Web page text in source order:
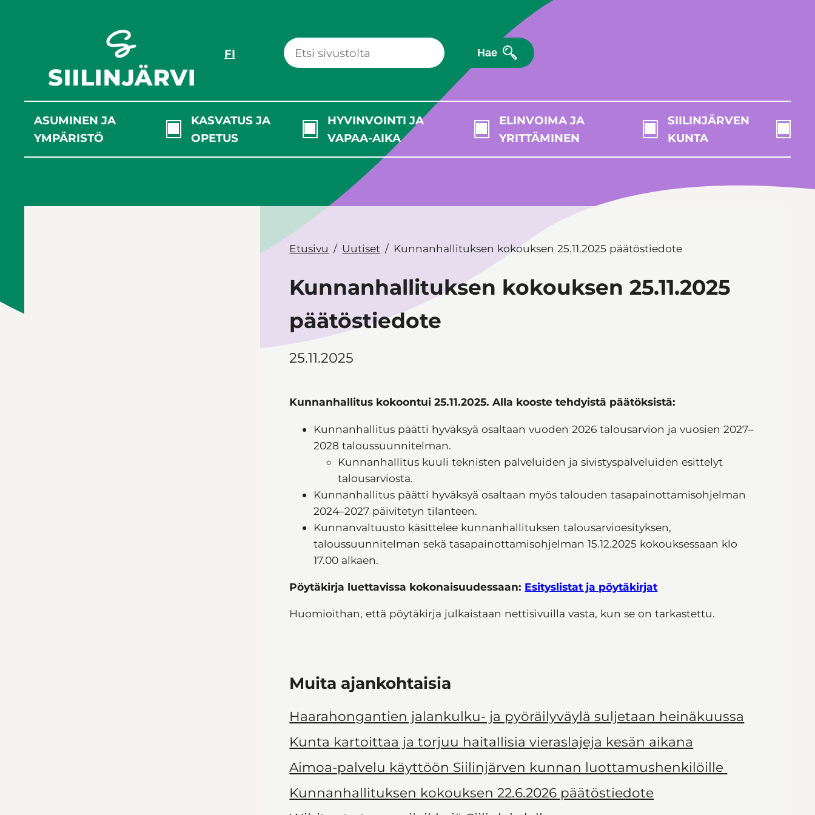
FI Hae
ASUMINEN JA
YMPÄRISTÖ
KASVATUS JA
OPETUS
HYVINVOINTI JA
VAPAA-AIKA
ELINVOIMA JA
YRITTÄMINEN
SIILINJÄRVEN
KUNTA
Etusivu Uutiset Kunnanhallituksen kokouksen 25.11.2025 päätöstiedote
Kunnanhallituksen kokouksen 25.11.2025
päätöstiedote
25.11.2025
Kunnanhallitus kokoontui 25.11.2025. Alla kooste tehdyistä päätöksistä:
Kunnanhallitus päätti hyväksyä osaltaan vuoden 2026 talousarvion ja vuosien 2027–
2028 taloussuunnitelman.
Kunnanhallitus kuuli teknisten palveluiden ja sivistyspalveluiden esittelyt
talousarviosta.
Kunnanhallitus päätti hyväksyä osaltaan myös talouden tasapainottamisohjelman
2024–2027 päivitetyn tilanteen.
Kunnanvaltuusto käsittelee kunnanhallituksen talousarvioesityksen,
taloussuunnitelman sekä tasapainottamisohjelman 15.12.2025 kokouksessaan klo
17.00 alkaen.
Pöytäkirja luettavissa kokonaisuudessaan: Esityslistat ja pöytäkirjat
Huomioithan, että pöytäkirja julkaistaan nettisivuilla vasta, kun se on tarkastettu.
Muita ajankohtaisia
Haarahongantien jalankulku- ja pyöräilyväylä suljetaan heinäkuussa
Kunta kartoittaa ja torjuu haitallisia vieraslajeja kesän aikana
Aimoa-palvelu käyttöön Siilinjärven kunnan luottamushenkilöille
Kunnanhallituksen kokouksen 22.6.2026 päätöstiedote